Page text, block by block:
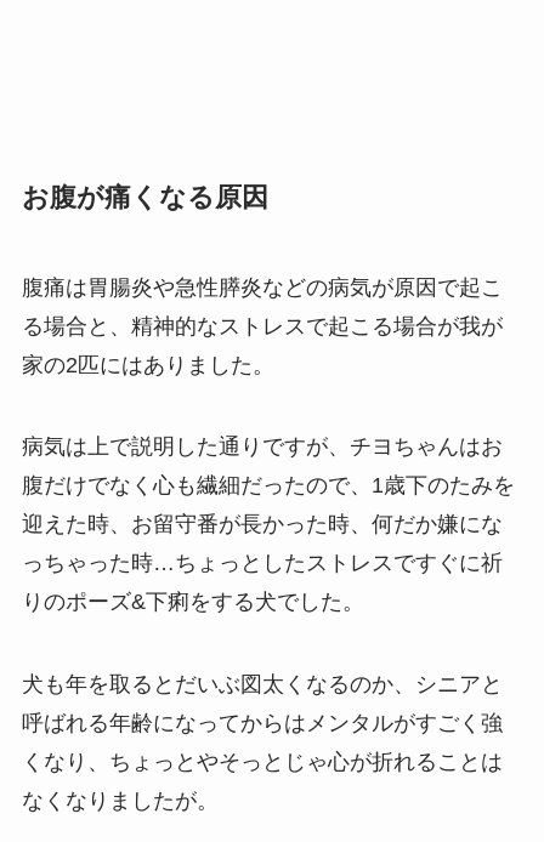
お腹が痛くなる原因
腹痛は胃腸炎や急性膵炎などの病気が原因で起こ
る場合と、精神的なストレスで起こる場合が我が
家の2匹にはありました。
病気は上で説明した通りですが、チヨちゃんはお
腹だけでなく心も繊細だったので、1歳下のたみを
迎えた時、お留守番が長かった時、何だか嫌にな
っちゃった時…ちょっとしたストレスですぐに祈
りのポーズ&下痢をする犬でした。
犬も年を取るとだいぶ図太くなるのか、シニアと
呼ばれる年齢になってからはメンタルがすごく強
くなり、ちょっとやそっとじゃ心が折れることは
なくなりましたが。